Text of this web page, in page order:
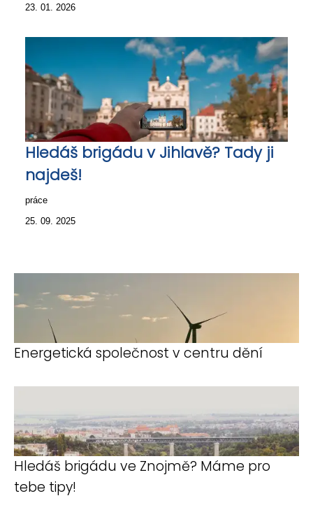
23. 01. 2026
Hledáš brigádu v Jihlavě? Tady ji
najdeš!
práce
25. 09. 2025
Energetická společnost v centru dění
Hledáš brigádu ve Znojmě? Máme pro
tebe tipy!